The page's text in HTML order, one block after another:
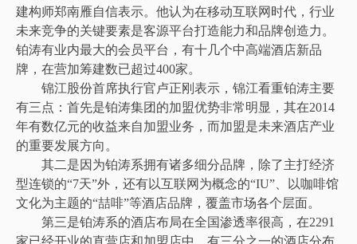
建构师郑南雁自信表示。他认为在移动互联网时代，行业
未来竞争的关键要素是客源平台打造能力和品牌创造力。
铂涛有业内最大的会员平台，有十几个中高端酒店新品
牌，在营加筹建数已超过400家。
锦江股份首席执行官卢正刚表示，锦江看重铂涛主要
有三点：首先是铂涛集团的加盟优势非常明显，其在2014
年有数亿元的收益来自加盟业务，而加盟是未来酒店产业
的重要发展方向。
其二是因为铂涛系拥有诸多细分品牌，除了主打经济
型连锁的“7天”外，还有以互联网为概念的“IU”、以咖啡馆
文化为主题的“喆­啡”等酒店品牌，覆盖市场各个层面。
第三是铂涛系的酒店布局在全国渗透率很高，在2291
家已经开业的直营店和加盟店中，有三分之一的酒店分布